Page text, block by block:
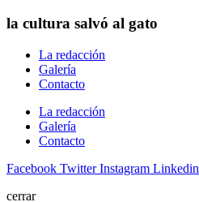
la cultura salvó al gato
La redacción
Galería
Contacto
La redacción
Galería
Contacto
Facebook Twitter Instagram Linkedin
cerrar